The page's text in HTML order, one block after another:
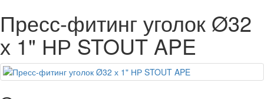
Пресс-фитинг уголок Ø32
х 1" НР STOUT APE